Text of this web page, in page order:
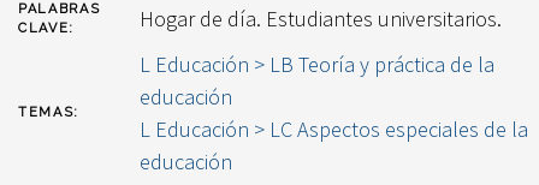
PALABRAS
CLAVE:
Hogar de día. Estudiantes universitarios.
TEMAS:
L Educación > LB Teoría y práctica de la
educación
L Educación > LC Aspectos especiales de la
educación